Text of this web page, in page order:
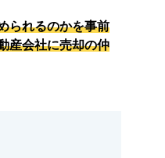
られるのかを事前
産会社に売却の仲